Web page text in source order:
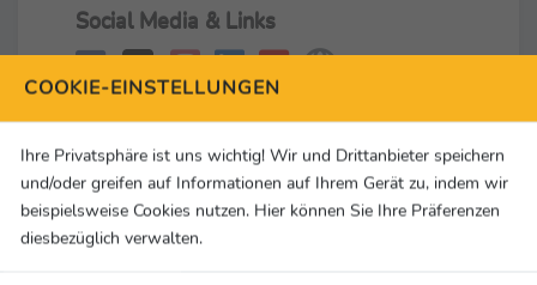
Social Media & Links
COOKIE-EINSTELLUNGEN
Ihre Privatsphäre ist uns wichtig! Wir und Drittanbieter speichern
und/oder greifen auf Informationen auf Ihrem Gerät zu, indem wir
beispielsweise Cookies nutzen. Hier können Sie Ihre Präferenzen
diesbezüglich verwalten.